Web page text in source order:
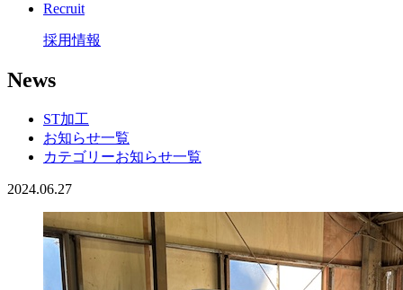
Recruit
採用情報
News
ST加工
お知らせ一覧
カテゴリーお知らせ一覧
2024.06.27